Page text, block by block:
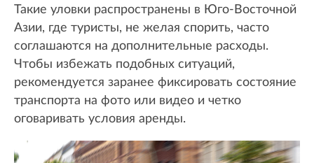
Такие уловки распространены в Юго-Восточной
Азии, где туристы, не желая спорить, часто
соглашаются на дополнительные расходы.
Чтобы избежать подобных ситуаций,
рекомендуется заранее фиксировать состояние
транспорта на фото или видео и четко
оговаривать условия аренды.